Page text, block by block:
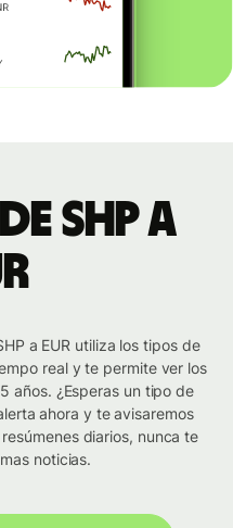
SHP a
a EUR utiliza los tipos de
real y te permite ver los
años. ¿Esperas un tipo de
ahora y te avisaremos
diarios, nunca te
noticias.